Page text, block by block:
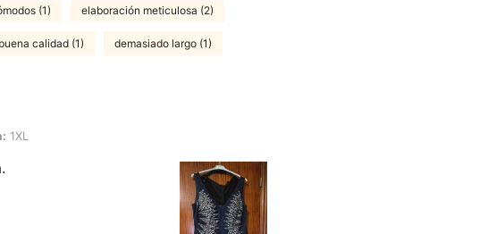
(1) elaboración meticulosa (2)
calidad (1) demasiado largo (1)
1XL